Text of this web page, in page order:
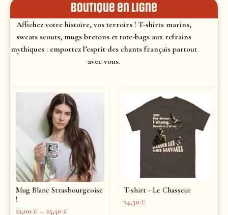
Boutique en ligne
Affichez votre histoire, vos terroirs ! T-shirts marins,
sweats scouts, mugs bretons et tote-bags aux refrains
mythiques : emportez l’esprit des chants français partout
avec vous.
Mug Blanc Strasbourgeoise
!
12,00 € – 15,50 €
T-shirt - Le Chasseur
24,50 €